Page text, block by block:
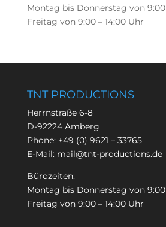
Montag bis Donnerstag von 9:00
Freitag von 9:00 – 14:00 Uhr
TNT PRODUCTIONS
Herrnstraße 6-8
D-92224 Amberg
Phone: +49 (0) 9621 – 33765
E-Mail: mail@tnt-productions.de
Bürozeiten:
Montag bis Donnerstag von 9:00
Freitag von 9:00 – 14:00 Uhr